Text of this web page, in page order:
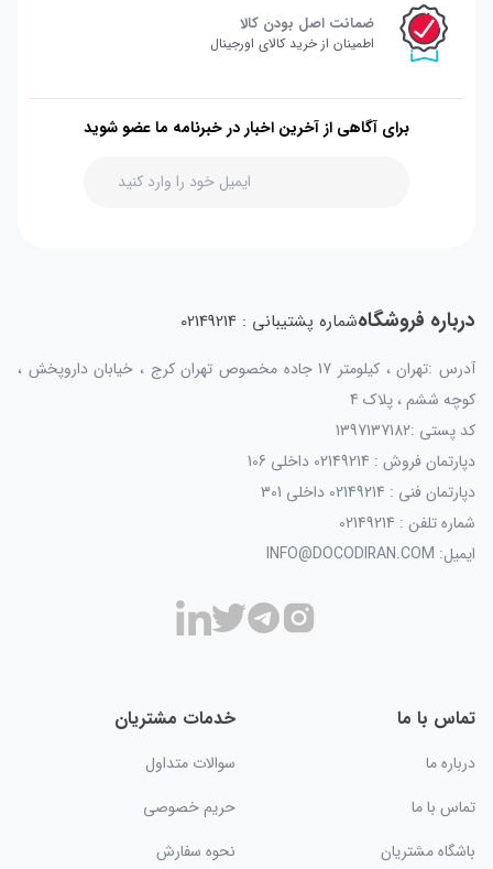
ضمانت اصل بودن کالا
اطمینان از خرید کالای اورجینال
برای آگاهی از آخرین اخبار در خبرنامه ما عضو شوید
درباره فروشگاهشماره پشتیبانی : 02149214
آدرس :تهران ، کیلومتر 17 جاده مخصوص تهران کرج ، خیابان داروپخش ،
کوچه ششم ، پلاک 4
کد پستی :1397137182
دپارتمان فروش : 02149214 داخلی 106
دپارتمان فنی : 02149214 داخلی 301
شماره تلفن : 02149214
ایمیل: INFO@DOCODIRAN.COM
تماس با ما
درباره ما
تماس با ما
باشگاه مشتریان
خدمات مشتریان
سوالات متداول
حریم خصوصی
نحوه سفارش